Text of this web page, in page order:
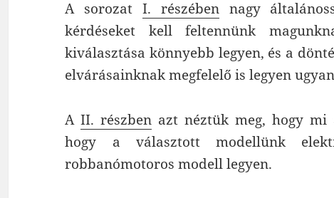
A sorozat I. részébennagy
kérdéseket kell feltennünk
kiválasztása könnyebb legyen, és a
elvárásainknak megfelelő is legyen
AII. részben azt néztük meg, hogy mi
hogy a választott modellünk
robbanómotoros modell legyen.